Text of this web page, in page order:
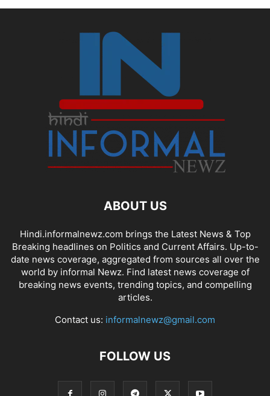
ABOUT US
Hindi.informalnewz.com brings the Latest News & Top
Breaking headlines on Politics and Current Affairs. Up-to-
date news coverage, aggregated from sources all over the
world by informal Newz. Find latest news coverage of
breaking news events, trending topics, and compelling
articles.
Contact us: informalnewz@gmail.com
FOLLOW US